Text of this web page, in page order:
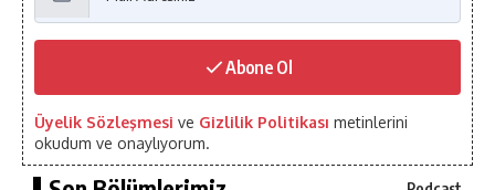
Abone Ol
Üyelik Sözleşmesi ve Gizlilik Politikası metinlerini
okudum ve onaylıyorum.